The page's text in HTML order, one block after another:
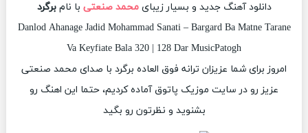
دانلود آهنگ جدید و بسیار زیبایمحمد صنعتی با نامبرگرد
Danlod Ahanage Jadid Mohammad Sanati – Bargard Ba Matne Tarane
Va Keyfiate Bala 320 | 128 Dar MusicPatogh
امروز برای شما عزیزان ترانه فوق العاده برگرد با صدای محمد صنعتی
عزیز رو در سایت موزیک پاتوق آماده کردیم، حتما این اهنگ رو
بشنوید و نظرتون رو بگید